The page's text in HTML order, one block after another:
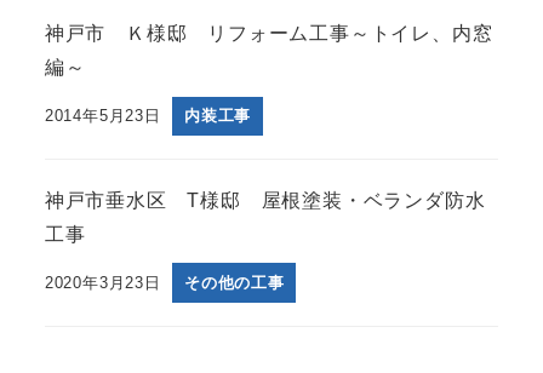
神戸市 Ｋ様邸 リフォーム工事～トイレ、内窓
編～
2014年5月23日 内装工事
神戸市垂水区 T様邸 屋根塗装・ベランダ防水
工事
2020年3月23日 その他の工事